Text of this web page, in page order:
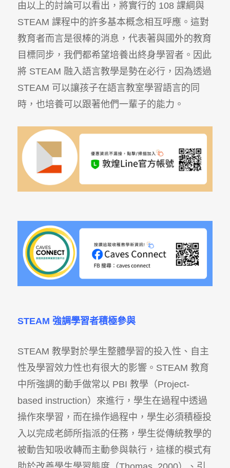
由以上的討論可以看出，將實行的 108 課綱與
STEAM 課程中的許多基本概念相互呼應。這對
教育者而言是很棒的消息，代表著與國外的教育
目標同步，我們都希望培養出終身學習者。因此
將 STEAM 融入語言教學是勢在必行，因為透過
STEAM 可以讓孩子在語言教室學習語言的同
時，也培養可以跟著他們一輩子的能力。
STEAM 強調學習者積極參與
STEAM 教學對於學生整體學習的投入性、自主
性及學習效力性也有很大的影響。STEAM 教育
中所強調的動手做常以 PBI 教學（Project-
based instruction）來進行，學生在過程中透過
操作來學習，而在操作過程中，學生必須積極投
入以完成老師所指派的任務，學生從傳統教學的
被動告知吸收轉而主動參與執行，這樣的模式有